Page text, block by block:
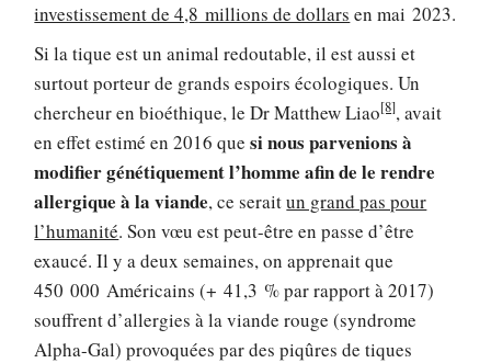
investissement de 4,8 millions de dollars en mai 2023.
Si la tique est un animal redoutable, il est aussi et
surtout porteur de grands espoirs écologiques. Un
chercheur en bioéthique, le Dr Matthew Liao[8], avait
en effet estimé en 2016 quesi nous parvenions à
modifier génétiquement l’homme afin de le rendre
allergique à la viande, ce seraitun grand pas pour
l’humanité. Son vœu est peut-être en passe d’être
exaucé. Il y a deux semaines, on apprenait que
450 000 Américains (+ 41,3 % par rapport à 2017)
souffrent d’allergies à la viande rouge (syndrome
Alpha-Gal) provoquées par des piqûres de tiques